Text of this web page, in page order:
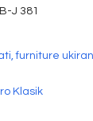
J 381
Klasik